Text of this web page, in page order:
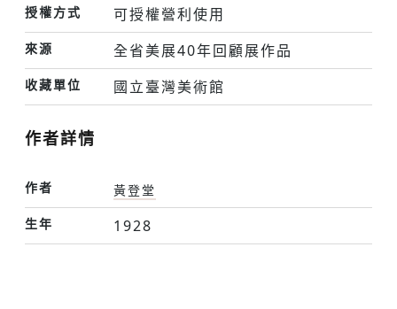
授權方式 可授權營利使用
來源 全省美展40年回顧展作品
收藏單位 國立臺灣美術館
作者詳情
作者
黃登堂
生年
1928